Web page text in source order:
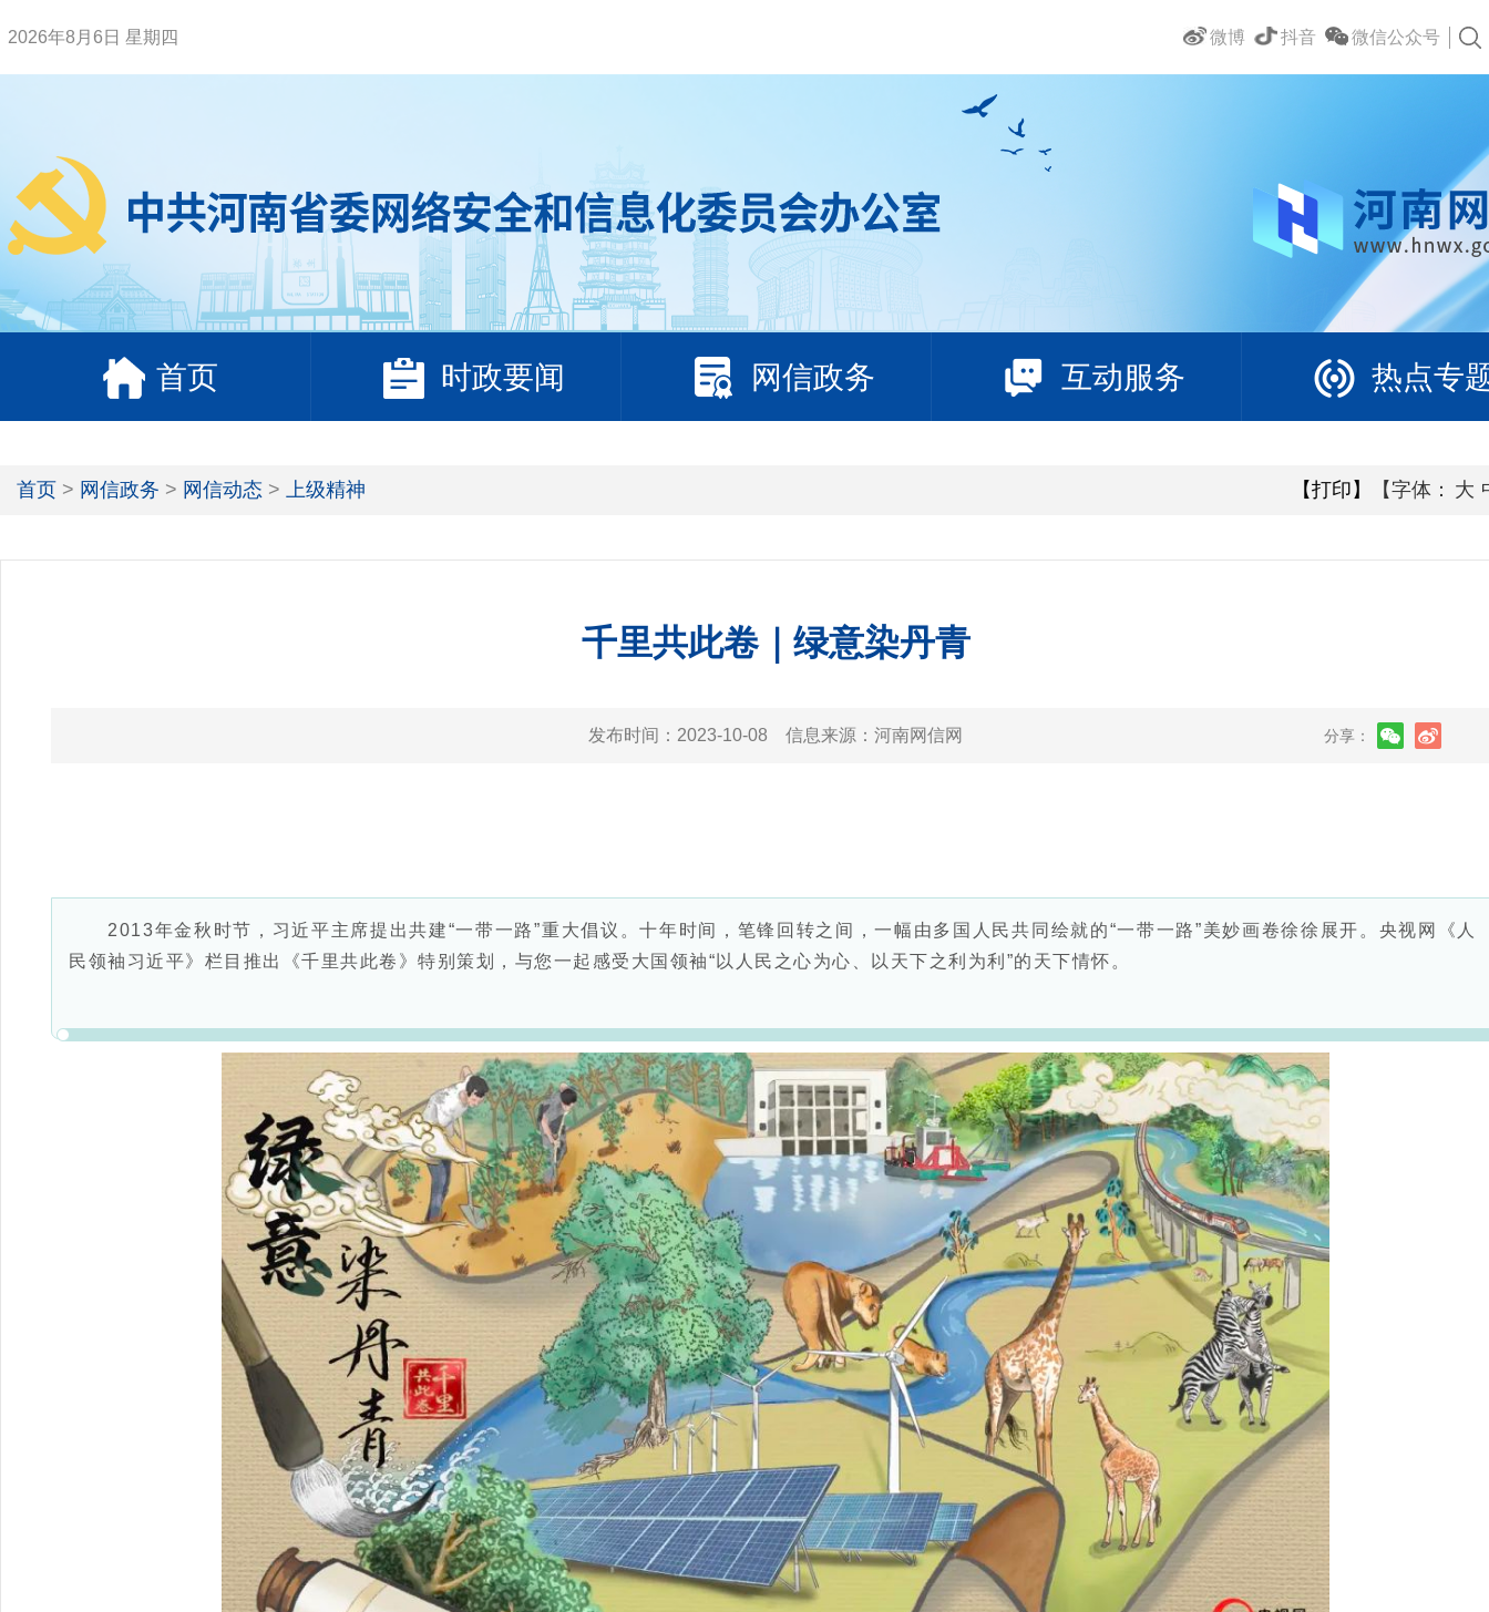
2026年8月6日 星期四 微信公众号
抖音
微博
首页 时政要闻 网信政务 互动服务 热点专
首页 > 网信政务 > 网信动态 > 上级精神 【打印】 【字体： 大
千里共此卷｜绿意染丹青
发布时间： 2023-10-08 信息来源： 河南网信网 分享：
2013年金秋时节，习近平主席提出共建“一带一路”重大倡议。十年时间，笔锋回转之间，一幅由多国人民共同绘就的“一带一路”美妙画卷徐徐展开。央视网《人
民领袖习近平》栏目推出《千里共此卷》特别策划，与您一起感受大国领袖“以人民之心为心、以天下之利为利”的天下情怀。